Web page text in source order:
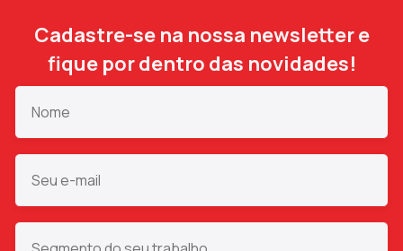
Cadastre-se na nossa newsletter e
fique por dentro das novidades!